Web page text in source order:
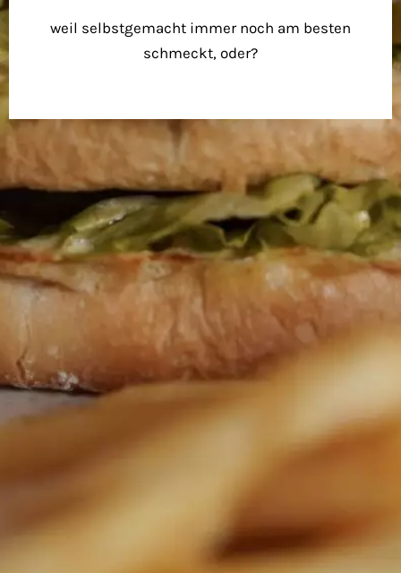
weil selbstgemacht immer noch am besten
schmeckt, oder?